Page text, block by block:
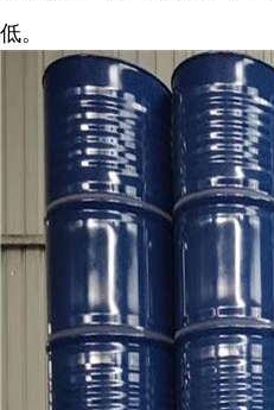
低。